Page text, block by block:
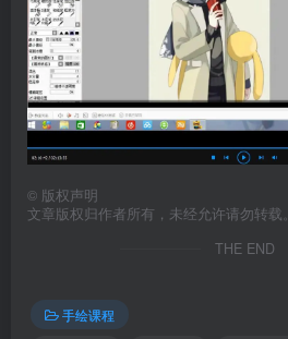
© 版权声明
文章版权归作者所有，未经允许请勿转载。
THE END
手绘课程